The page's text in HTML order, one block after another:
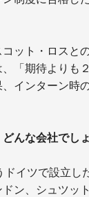
ット・ロスと
「期待よりも
、インターン
んな会社でしょ
ドイツで設立し
ン、シュツッ